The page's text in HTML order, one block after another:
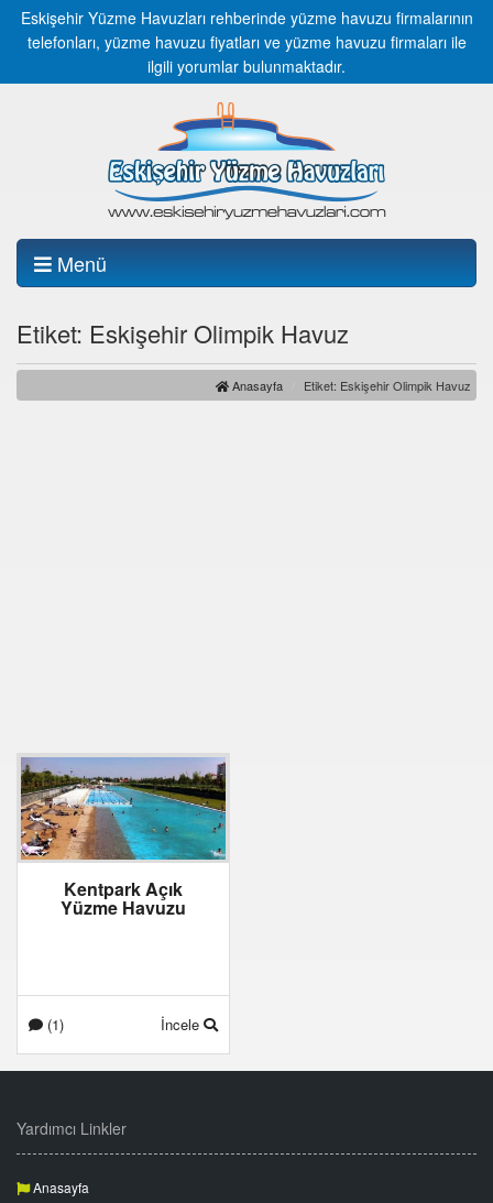
Eskişehir Yüzme Havuzları rehberinde yüzme havuzu firmalarının
telefonları, yüzme havuzu fiyatları ve yüzme havuzu firmaları ile
ilgili yorumlar bulunmaktadır.
Menü
Etiket: Eskişehir Olimpik Havuz
Anasayfa Etiket: Eskişehir Olimpik Havuz
Kentpark Açık
Yüzme Havuzu
(1) İncele
Yardımcı Linkler
Anasayfa